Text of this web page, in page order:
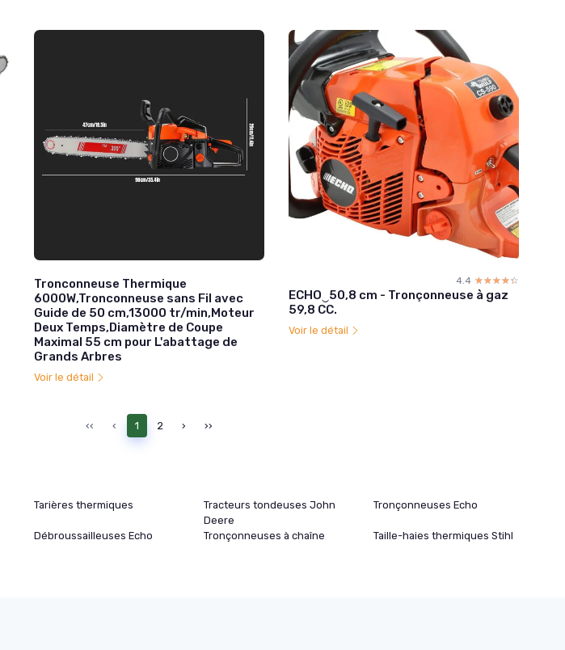
Tronconneuse Thermique
6000W,Tronconneuse sans Fil avec
Guide de 50 cm,13000 tr/min,Moteur
Deux Temps,Diamètre de Coupe
Maximal 55 cm pour L'abattage de
Grands Arbres
Voir le détail
4.4 ☆☆☆☆☆
★★★★★
ECHO‿50,8 cm - Tronçonneuse à gaz
59,8 CC.
Voir le détail
‹‹ ‹ 1 2 › ››
Tarières thermiques
Tracteurs tondeuses John
Deere
Tronçonneuses Echo
Débroussailleuses Echo Tronçonneuses à chaîne Taille-haies thermiques Stihl